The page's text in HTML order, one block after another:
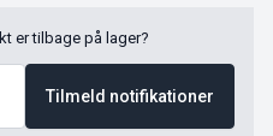
er tilbage på lager?
Tilmeld notifikationer